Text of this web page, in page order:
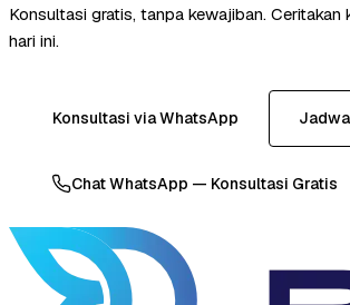
Konsultasi gratis, tanpa kewajiban. Ceritakan
hari ini.
Konsultasi via WhatsApp
Chat WhatsApp — Konsultasi Gratis